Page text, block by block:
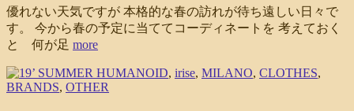
優れない天気ですが 本格的な春の訪れが待ち遠しい日々で
す。 今から春の予定に当ててコーディネートを 考えておく
と 何が足 more
HUMANOID, irise, MILANO, CLOTHES,
BRANDS, OTHER